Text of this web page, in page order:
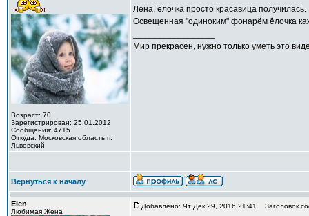
Возраст: 70
Зарегистрирован: 25.01.2012
Сообщения: 4715
Откуда: Московская область п.
Львовский
Лена, ёлочка просто красавица
Освещенная "одиноким" фонарём ёлочка
Мир прекрасен, нужно только уметь это
Вернуться к началу
Elen
Любимая Жена
Добавлено: Чт Дек 29, 2016 21:41 Заголовок